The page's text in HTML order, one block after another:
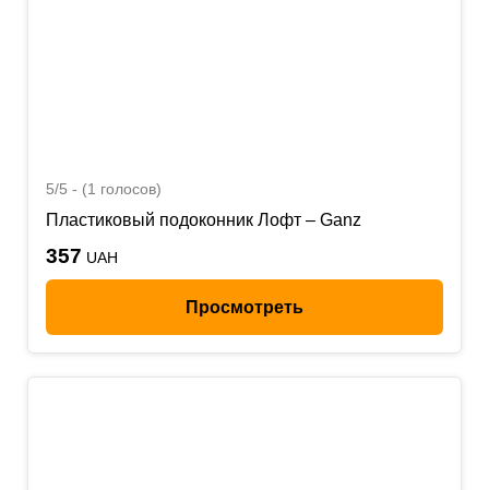
5/5 - (1 голосов)
Пластиковый подоконник Лофт – Ganz
357 UAH
Просмотреть